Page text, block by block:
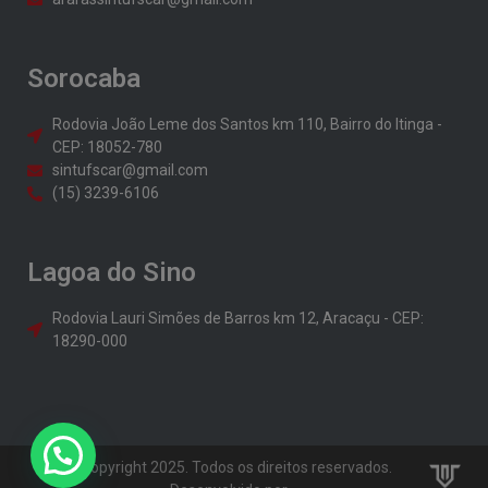
Sorocaba
Rodovia João Leme dos Santos km 110, Bairro do Itinga -
CEP: 18052-780
sintufscar@gmail.com
(15) 3239-6106
Lagoa do Sino
Rodovia Lauri Simões de Barros km 12, Aracaçu - CEP:
18290-000
© Copyright 2025. Todos os direitos reservados.